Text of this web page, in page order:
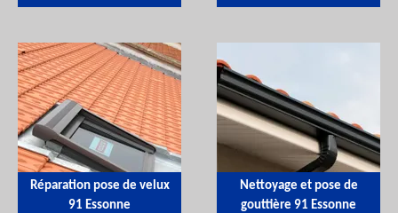
Réparation pose de velux
91 Essonne
Nettoyage et pose de
gouttière 91 Essonne